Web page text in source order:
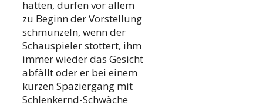
hatten, dürfen vor allem
zu Beginn der Vorstellung
schmunzeln, wenn der
Schauspieler stottert, ihm
immer wieder das Gesicht
abfällt oder er bei einem
kurzen Spaziergang mit
Schlenkernd-Schwäche